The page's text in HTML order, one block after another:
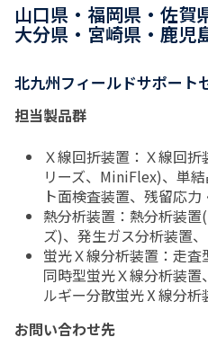
山口県・福岡県・佐賀
大分県・宮崎県・鹿児
北九州フィールドサポート
担当製品群
Ｘ線回折装置：Ｘ線回
リーズ、MiniFlex)、単
ト面検査装置、残留応
熱分析装置：熱分析装
ズ)、発生ガス分析装置
蛍光Ｘ線分析装置：走
同時型蛍光Ｘ線分析装
ルギー分散蛍光Ⅹ線分析
お問い合わせ先